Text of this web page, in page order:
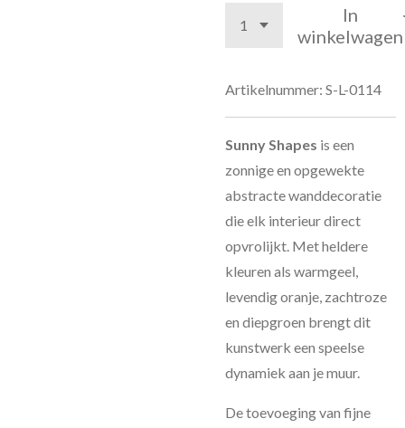
In
winkelwagen
Artikelnummer: S-L-0114
Sunny Shapes is een
zonnige en opgewekte
abstracte wanddecoratie
die elk interieur direct
opvrolijkt. Met heldere
kleuren als warmgeel,
levendig oranje, zachtroze
en diepgroen brengt dit
kunstwerk een speelse
dynamiek aan je muur.
De toevoeging van fijne